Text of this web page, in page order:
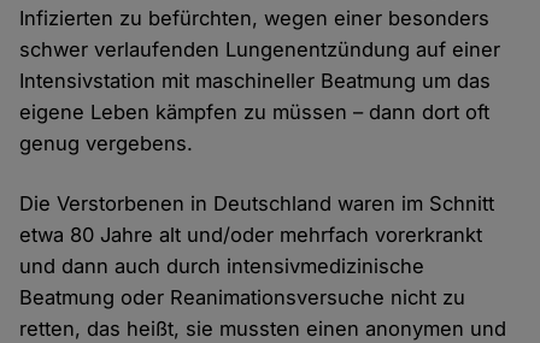
Infizierten zu befürchten, wegen einer besonders
schwer verlaufenden Lungenentzündung auf einer
Intensivstation mit maschineller Beatmung um das
eigene Leben kämpfen zu müssen – dann dort oft
genug vergebens.
Die Verstorbenen in Deutschland waren im Schnitt
etwa 80 Jahre alt und/oder mehrfach vorerkrankt
und dann auch durch intensivmedizinische
Beatmung oder Reanimationsversuche nicht zu
retten, das heißt, sie mussten einen anonymen und